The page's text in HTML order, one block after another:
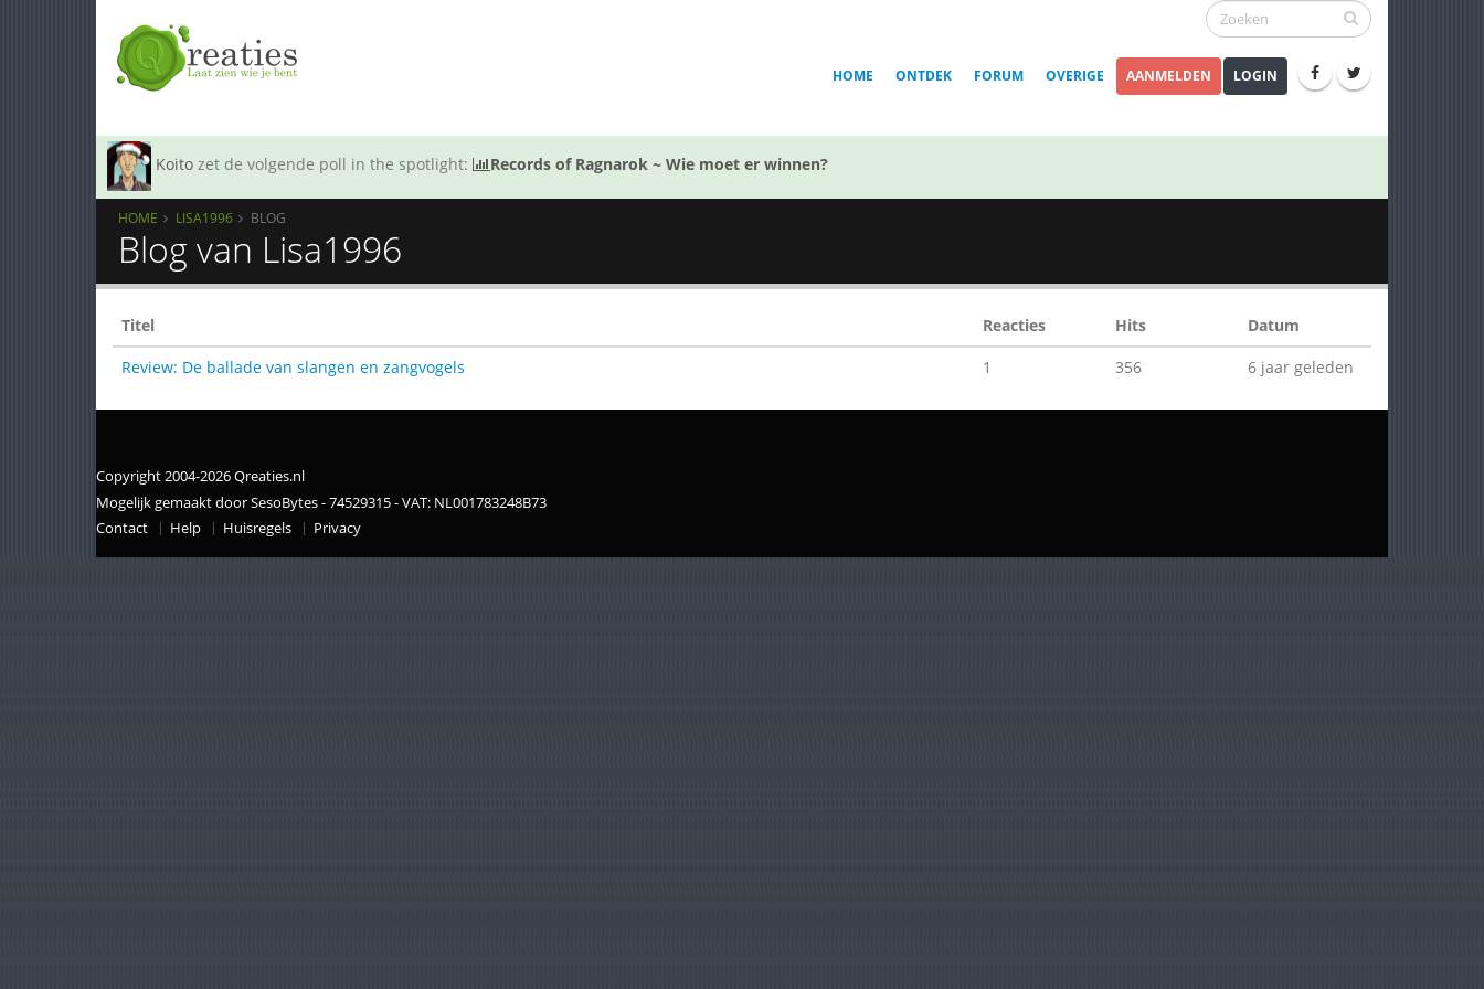
HOME ONTDEK FORUM OVERIGE AANMELDEN LOGIN
Koito zet de volgende poll in the spotlight: Records of Ragnarok ~ Wie moet er winnen?
HOME LISA1996 BLOG
Blog van Lisa1996
Titel Reacties Hits
Datum
Review: De ballade van slangen en zangvogels
1 356 6 jaar geleden
Copyright 2004-2026 Qreaties.nl
Mogelijk gemaakt door SesoBytes - 74529315 - VAT: NL001783248B73
Contact
Help Huisregels Privacy